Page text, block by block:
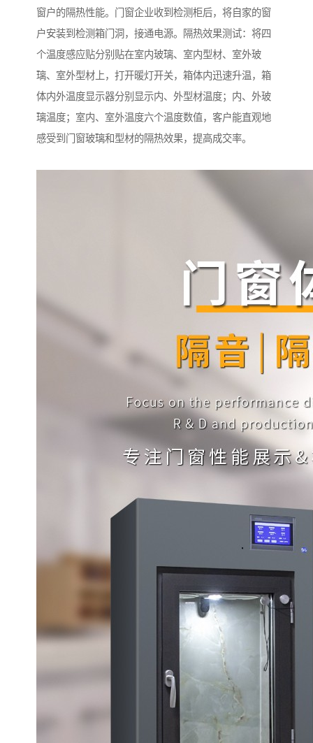
窗户的隔热性能。门窗企业收到检测柜后，将自家的窗
户安装到检测箱门洞，接通电源。隔热效果测试：将四
个温度感应贴分别贴在室内玻璃、室内型材、室外玻
璃、室外型材上，打开暖灯开关，箱体内迅速升温，箱
体内外温度显示器分别显示内、外型材温度；内、外玻
璃温度；室内、室外温度六个温度数值，客户能直观地
感受到门窗玻璃和型材的隔热效果，提高成交率。